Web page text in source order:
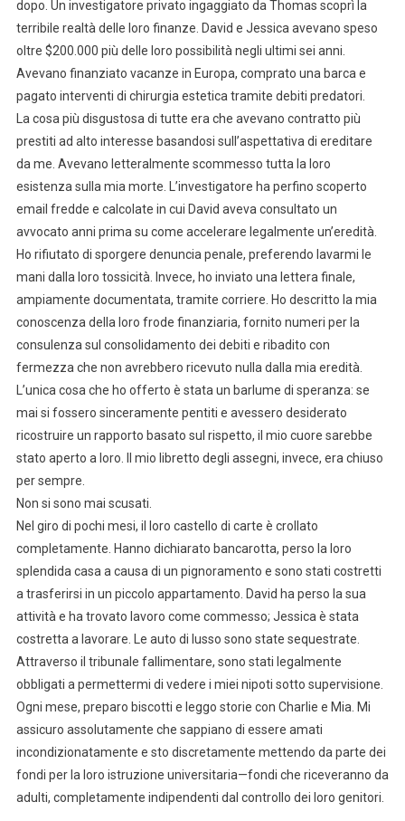
dopo. Un investigatore privato ingaggiato da Thomas scoprì la
terribile realtà delle loro finanze. David e Jessica avevano speso
oltre $200.000 più delle loro possibilità negli ultimi sei anni.
Avevano finanziato vacanze in Europa, comprato una barca e
pagato interventi di chirurgia estetica tramite debiti predatori.
La cosa più disgustosa di tutte era che avevano contratto più
prestiti ad alto interesse basandosi sull’aspettativa di ereditare
da me. Avevano letteralmente scommesso tutta la loro
esistenza sulla mia morte. L’investigatore ha perfino scoperto
email fredde e calcolate in cui David aveva consultato un
avvocato anni prima su come accelerare legalmente un’eredità.
Ho rifiutato di sporgere denuncia penale, preferendo lavarmi le
mani dalla loro tossicità. Invece, ho inviato una lettera finale,
ampiamente documentata, tramite corriere. Ho descritto la mia
conoscenza della loro frode finanziaria, fornito numeri per la
consulenza sul consolidamento dei debiti e ribadito con
fermezza che non avrebbero ricevuto nulla dalla mia eredità.
L’unica cosa che ho offerto è stata un barlume di speranza: se
mai si fossero sinceramente pentiti e avessero desiderato
ricostruire un rapporto basato sul rispetto, il mio cuore sarebbe
stato aperto a loro. Il mio libretto degli assegni, invece, era chiuso
per sempre.
Non si sono mai scusati.
Nel giro di pochi mesi, il loro castello di carte è crollato
completamente. Hanno dichiarato bancarotta, perso la loro
splendida casa a causa di un pignoramento e sono stati costretti
a trasferirsi in un piccolo appartamento. David ha perso la sua
attività e ha trovato lavoro come commesso; Jessica è stata
costretta a lavorare. Le auto di lusso sono state sequestrate.
Attraverso il tribunale fallimentare, sono stati legalmente
obbligati a permettermi di vedere i miei nipoti sotto supervisione.
Ogni mese, preparo biscotti e leggo storie con Charlie e Mia. Mi
assicuro assolutamente che sappiano di essere amati
incondizionatamente e sto discretamente mettendo da parte dei
fondi per la loro istruzione universitaria—fondi che riceveranno da
adulti, completamente indipendenti dal controllo dei loro genitori.